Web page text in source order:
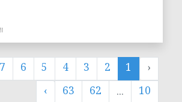
‹
1
2
3
4
5
6
7
10
...
62
63
›